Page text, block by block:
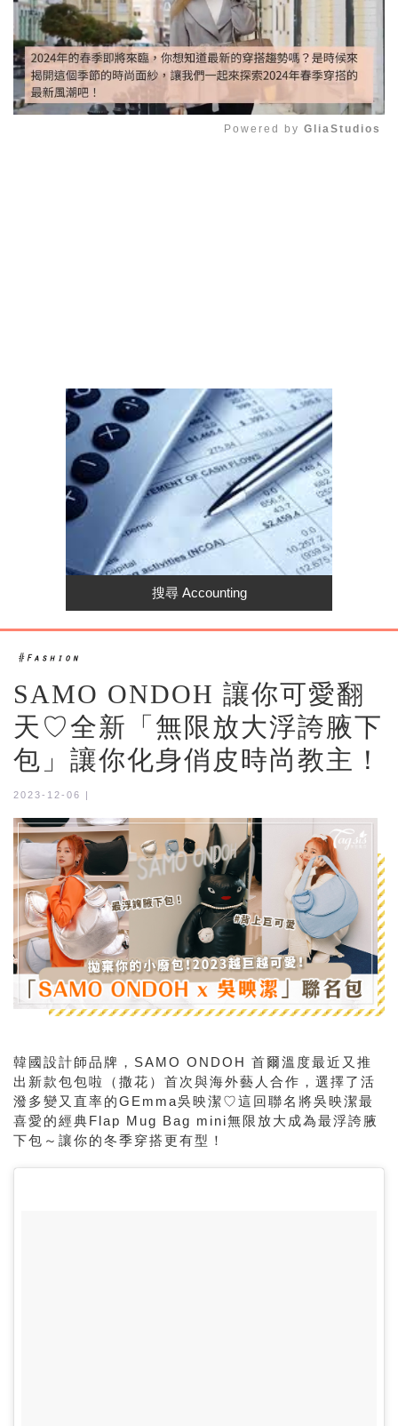
Powered by GliaStudios
SAMO ONDOH 讓你可愛翻
天♡全新「無限放大浮誇腋下
包」讓你化身俏皮時尚教主！
2023-12-06 |
韓國設計師品牌，SAMO ONDOH 首爾溫度最近又推
出新款包包啦（撒花）首次與海外藝人合作，選擇了活
潑多變又直率的GEmma吳映潔♡這回聯名將吳映潔最
喜愛的經典Flap Mug Bag mini無限放大成為最浮誇腋
下包～讓你的冬季穿搭更有型！